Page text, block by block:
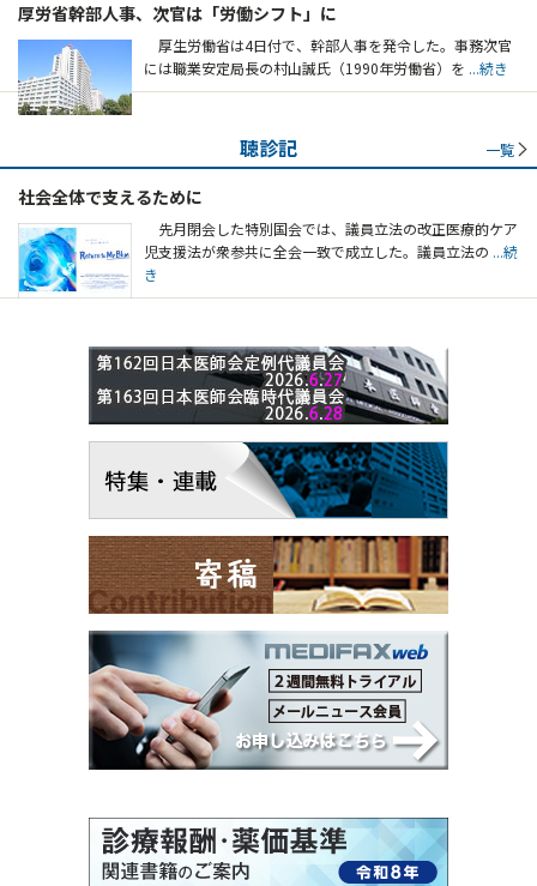
厚労省幹部人事、次官は「労働シフト」に
厚生労働省は4日付で、幹部人事を発令した。事務次官
には職業安定局長の村山誠氏（1990年労働省）を ...続き
聴診記 一覧
社会全体で支えるために
先月閉会した特別国会では、議員立法の改正医療的ケア
児支援法が衆参共に全会一致で成立した。議員立法の ...続
き